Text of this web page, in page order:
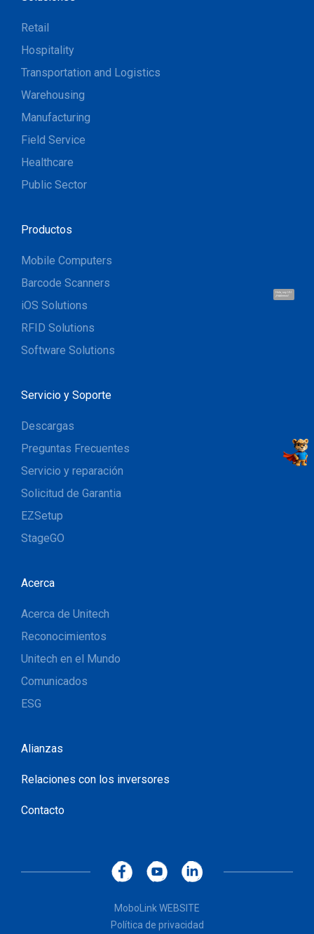
Hola, soy UU.
¡Hablemos!
Retail
Hospitality
Transportation and Logistics
Warehousing
Manufacturing
Field Service
Healthcare
Public Sector
Productos
Mobile Computers
Barcode Scanners
iOS Solutions
RFID Solutions
Software Solutions
Servicio y Soporte
Descargas
Preguntas Frecuentes
Servicio y reparación
Solicitud de Garantia
EZSetup
StageGO
Acerca
Acerca de Unitech
Reconocimientos
Unitech en el Mundo
Comunicados
ESG
Alianzas
Relaciones con los inversores
Contacto
MoboLink WEBSITE
Política de privacidad